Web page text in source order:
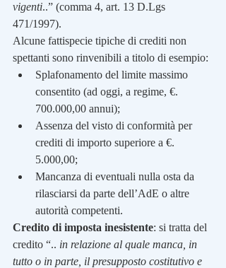
vigenti..” (comma 4, art. 13 D.Lgs
471/1997).
Alcune fattispecie tipiche di crediti non
spettanti sono rinvenibili a titolo di esempio:
Splafonamento del limite massimo
consentito (ad oggi, a regime, €.
700.000,00 annui);
Assenza del visto di conformità per
crediti di importo superiore a €.
5.000,00;
Mancanza di eventuali nulla osta da
rilasciarsi da parte dell’AdE o altre
autorità competenti.
Credito di imposta inesistente: si tratta del
credito “.. in relazione al quale manca, in
tutto o in parte, il presupposto costitutivo e